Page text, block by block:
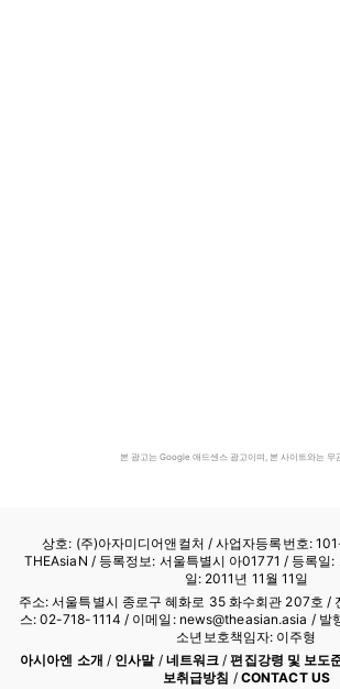
본 광고는 Google 애드센스 광고이며, 본 사이트와는 무
상호: (주)아자미디어앤컬처 /사업자등록번호:
THEAsiaN / 등록정보: 서울특별시 아01771 / 등록일:
일: 2011년 11월 11일
주소: 서울특별시 종로구 혜화로 35 화수회관 207호
스: 02-718-1114 / 이메일: news@theasian.asia / 발
소년보호책임자: 이주형
아시아엔 소개 / 인사말/ 네트워크 /편집강령 및 보도
보취급방침 / CONTACT US